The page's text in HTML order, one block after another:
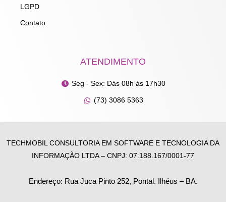
LGPD
Contato
ATENDIMENTO
Seg - Sex: Dás 08h às 17h30
(73) 3086 5363
TECHMOBIL CONSULTORIA EM SOFTWARE E TECNOLOGIA DA
INFORMAÇÃO LTDA – CNPJ: 07.188.167/0001-77
Endereço: Rua Juca Pinto 252, Pontal. Ilhéus – BA.